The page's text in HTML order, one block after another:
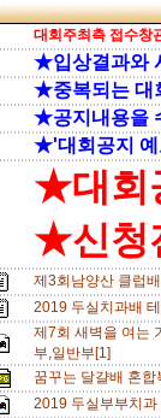
대회주최측 접수창
★입상결과와
★중복되는 대
★공지내용을
★'대회공지 예
★대회
★신청
제3회남양산 클럽
2019 두실치과배
제7회 새벽을 여는
부,일반부[1]
꿈꾸는 달걀배 혼
2019 두실부부치